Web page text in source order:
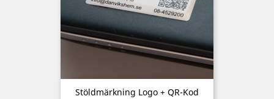
Stöldmärkning Logo + QR-Kod